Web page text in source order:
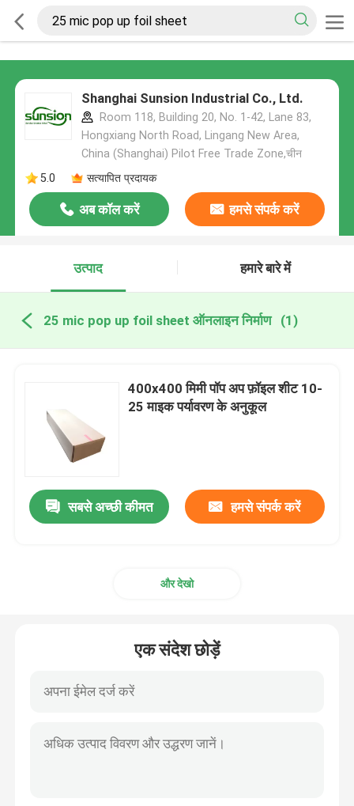
Shanghai Sunsion Industrial Co., Ltd.
Room 118, Building 20, No. 1-42, Lane 83,
Hongxiang North Road, Lingang New Area,
China (Shanghai) Pilot Free Trade Zone,चीन
5.0
सत्यापित प्रदायक
अब कॉल करें हमसे संपर्क करें
उत्पाद हमारे बारे में
25 mic pop up foil sheet ऑनलाइन निर्माण (1)
400x400 मिमी पॉप अप फ़ॉइल शीट 10-
25 माइक पर्यावरण के अनुकूल
सबसे अच्छी कीमत हमसे संपर्क करें
और देखो
एक संदेश छोड़ें